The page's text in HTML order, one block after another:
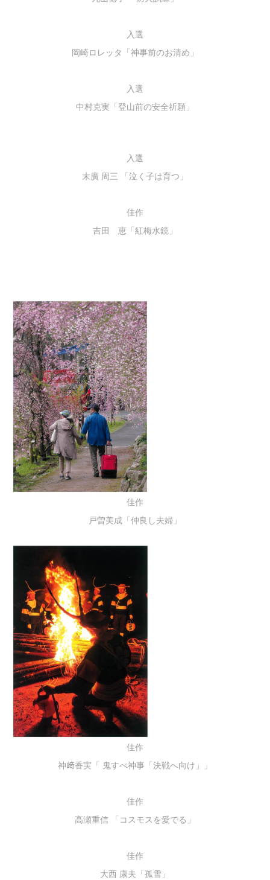
入選
岡崎ロレッタ「神事前のお清め」
入選
中村克実「登山前の安全祈願」
入選
末廣 周三 「泣く子は育つ」
佳作
吉田 恵「紅梅水鏡」
佳作
戸曽美成「仲良し夫婦」
佳作
神﨑香実「 鬼すべ神事「決戦へ向け」」
佳作
高瀬重信 「コスモスを愛でる」
佳作
大西 康夫「孤雪」